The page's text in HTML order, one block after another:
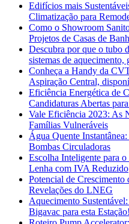
Edifícios mais
Climatização para
Como o Showroom
Projetos de Casas de
Descubra por que o tubo
sistemas de aquecimento,
Conheça a Handy da
Aspiração Central,
Eficiência Energética de
Candidaturas Abertas
Vale Eficiência 2023: As
Famílias Vulneráveis
Água Quente
Bombas Circuladoras
Escolha Inteligente para
Lenha com IVA Reduzido
Potencial de
Revelações do LNEG
Aquecimento
Bigavac para esta Estação!